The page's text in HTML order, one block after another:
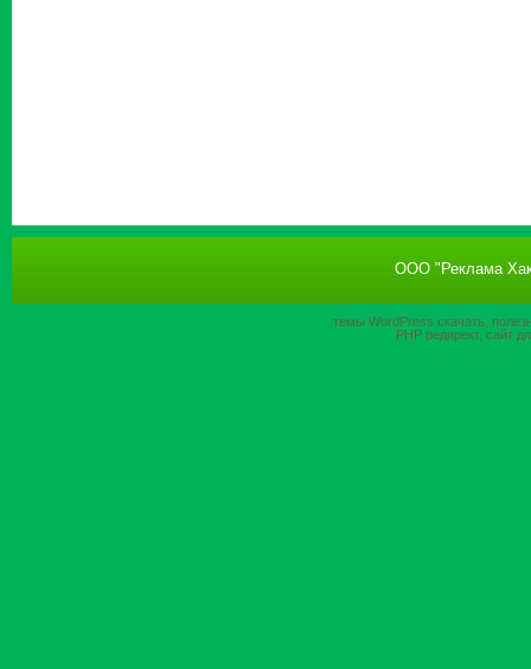
ООО "Реклама
темы WordPress скачать;
PHP редирект, сайт